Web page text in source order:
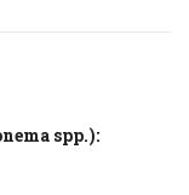
spp.):